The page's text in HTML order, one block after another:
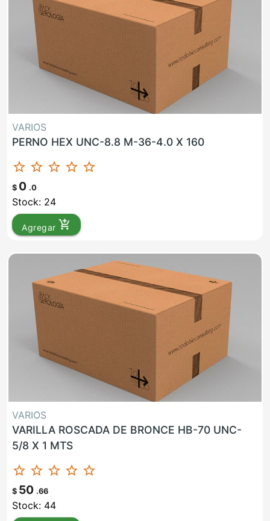
VARIOS
PERNO HEX UNC-8.8 M-36-4.0 X 160
star_border star_border star_border star_border star_border
$ 0 .0
Stock: 24
Agregar add_shopping_cart
VARIOS
VARILLA ROSCADA DE BRONCE HB-70 UNC-
5/8 X 1 MTS
star_border star_border star_border star_border star_border
$ 50 .66
Stock: 44